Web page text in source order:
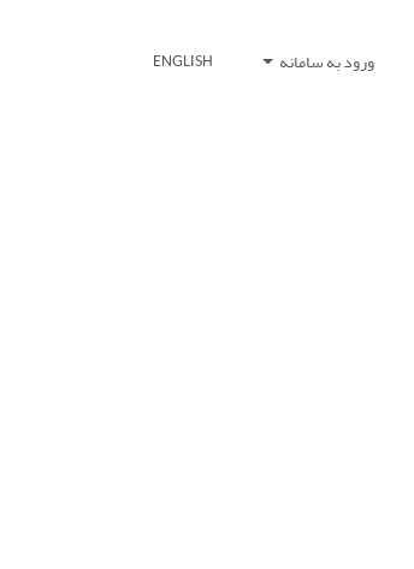
ورود به سامانه ENGLISH